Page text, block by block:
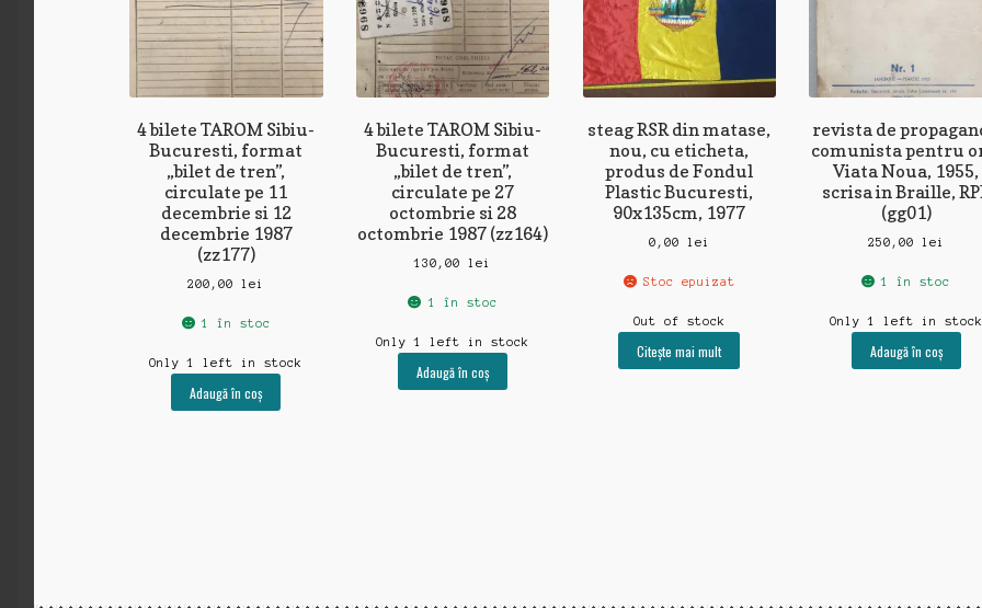
4 bilete TAROM Sibiu-
Bucuresti, format
„bilet de tren”,
circulate pe 11
decembrie si 12
decembrie 1987
(zz177)
200,00lei
1 în stoc
Only 1 left in stock
Adaugă în coș
4 bilete TAROM Sibiu-
Bucuresti, format
„bilet de tren”,
circulate pe 27
octombrie si 28
octombrie 1987 (zz164)
130,00lei
1 în stoc
Only 1 left in stock
Adaugă în coș
steag RSR din matase,
nou, cu eticheta,
produs de Fondul
Plastic Bucuresti,
90x135cm, 1977
0,00 lei
Stoc epuizat
Out of stock
Citește mai mult
revista de
comunista pentru
Viata Noua, 1955,
scrisa in Braille,
(gg01)
250,00 lei
1 în stoc
Only 1 left in stock
Adaugă în coș